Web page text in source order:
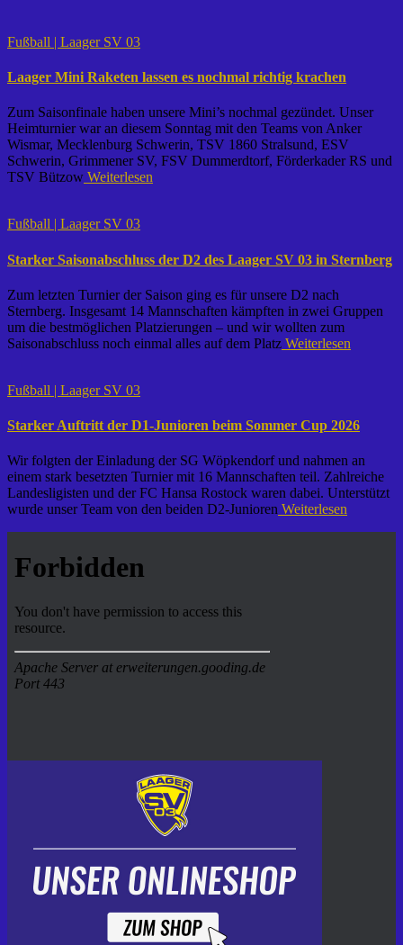
Fußball | Laager SV 03
Laager Mini Raketen lassen es nochmal richtig krachen
Zum Saisonfinale haben unsere Mini’s nochmal gezündet. Unser
Heimturnier war an diesem Sonntag mit den Teams von Anker
Wismar, Mecklenburg Schwerin, TSV 1860 Stralsund, ESV
Schwerin, Grimmener SV, FSV Dummerdtorf, Förderkader RS und
TSV Bützow Weiterlesen
Fußball | Laager SV 03
Starker Saisonabschluss der D2 des Laager SV 03 in Sternberg
Zum letzten Turnier der Saison ging es für unsere D2 nach
Sternberg. Insgesamt 14 Mannschaften kämpften in zwei Gruppen
um die bestmöglichen Platzierungen – und wir wollten zum
Saisonabschluss noch einmal alles auf dem Platz Weiterlesen
Fußball | Laager SV 03
Starker Auftritt der D1-Junioren beim Sommer Cup 2026
Wir folgten der Einladung der SG Wöpkendorf und nahmen an
einem stark besetzten Turnier mit 16 Mannschaften teil. Zahlreiche
Landesligisten und der FC Hansa Rostock waren dabei. Unterstützt
wurde unser Team von den beiden D2-Junioren Weiterlesen